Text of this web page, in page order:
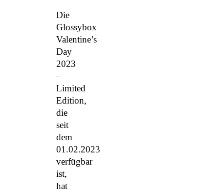
Die
Glossybox
Valentine’s
Day
2023
–
Limited
Edition,
die
seit
dem
01.02.2023
verfügbar
ist,
hat